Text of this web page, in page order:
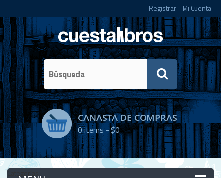
Registrar Mi Cuenta
CANASTA DE COMPRAS
0items -$0
Categorías